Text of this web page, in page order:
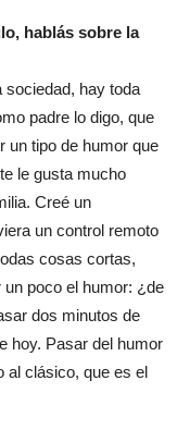
hablás sobre la
sociedad, hay toda
padre lo digo, que
un tipo de humor que
le gusta mucho
Creé un
un control remoto
cosas cortas,
poco el humor: ¿de
dos minutos de
hoy. Pasar del humor
al clásico, que es el